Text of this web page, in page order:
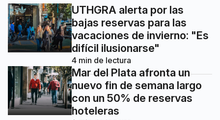
UTHGRA alerta por las
bajas reservas para las
vacaciones de invierno: "Es
difícil ilusionarse"
4 min de lectura
Mar del Plata afronta un
nuevo fin de semana largo
con un 50% de reservas
hoteleras